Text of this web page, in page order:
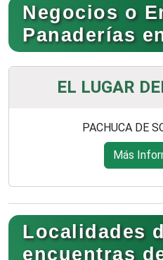
Negocios o
Panaderías
EL LUGAR
PACHUCA DE
Más
Localidades
encuentras